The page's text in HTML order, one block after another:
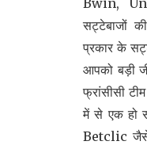
सट्टेबाजों
प्रकार के
आपको बड़ी
फ्रांसीसी
में से एक हो
Betclic जैसे